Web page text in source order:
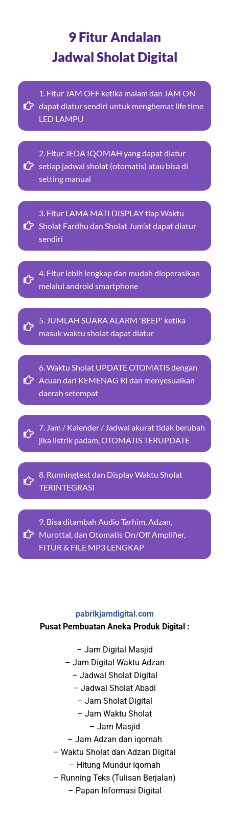
9 Fitur Andalan
Jadwal Sholat Digital
1. Fitur JAM OFF ketika malam dan JAM ON
dapat diatur sendiri untuk menghemat life time
LED LAMPU
2. Fitur JEDA IQOMAH yang dapat diatur
setiap jadwal sholat (otomatis) atau bisa di
setting manual
3. Fitur LAMA MATI DISPLAY tiap Waktu
Sholat Fardhu dan Sholat Jum’at dapat diatur
sendiri
4. Fitur lebih lengkap dan mudah dioperasikan
melalui android smartphone
5. JUMLAH SUARA ALARM 'BEEP' ketika
masuk waktu sholat dapat diatur
6. Waktu Sholat UPDATE OTOMATIS dengan
Acuan dari KEMENAG RI dan menyesuaikan
daerah setempat
7. Jam / Kalender / Jadwal akurat tidak berubah
jika listrik padam, OTOMATIS TERUPDATE
8. Runningtext dan Display Waktu Sholat
TERINTEGRASI
9. Bisa ditambah Audio Tarhim, Adzan,
Murottal, dan Otomatis On/Off Amplifier,
FITUR & FILE MP3 LENGKAP
pabrikjamdigital.com
Pusat Pembuatan Aneka Produk Digital :
– Jam Digital Masjid
– Jam Digital Waktu Adzan
– Jadwal Sholat Digital
– Jadwal Sholat Abadi
– Jam Sholat Digital
– Jam Waktu Sholat
– Jam Masjid
– Jam Adzan dan iqomah
– Waktu Sholat dan Adzan Digital
– Hitung Mundur Iqomah
– Running Teks (Tulisan Berjalan)
– Papan Informasi Digital